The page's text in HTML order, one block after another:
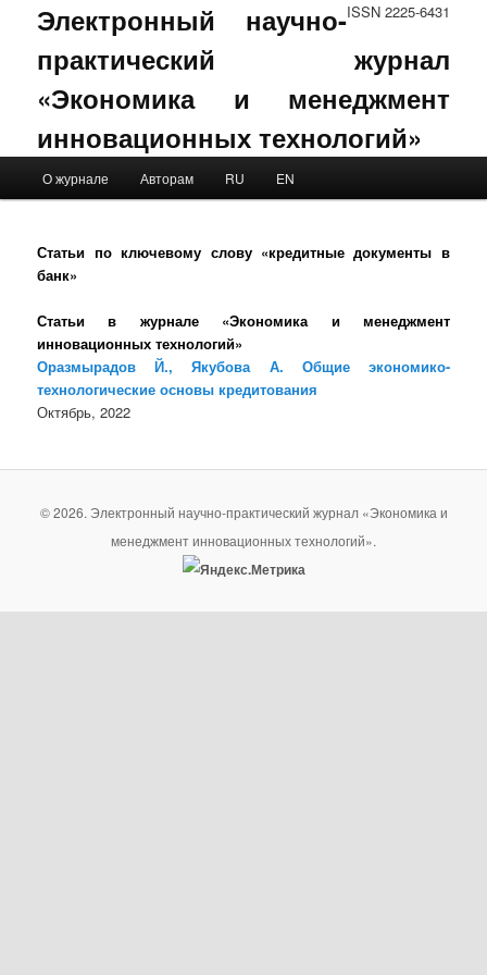
ISSN 2225-6431
Электронный научно-
практический журнал
«Экономика и менеджмент
инновационных технологий»
Skip to primary content
Skip to secondary content
О журнале Авторам RU EN
Статьи по ключевому слову «кредитные документы в
банк»
Статьи в журнале «Экономика и менеджмент
инновационных технологий»
Оразмырадов Й., Якубова А. Общие экономико-
технологические основы кредитования
Октябрь, 2022
© 2026. Электронный научно-практический журнал «Экономика и
менеджмент инновационных технологий».